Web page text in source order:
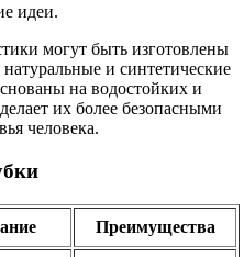
идеи.
могут быть изготовлены
и синтетические
на водостойких и
их более безопасными
человека.
Преимущества